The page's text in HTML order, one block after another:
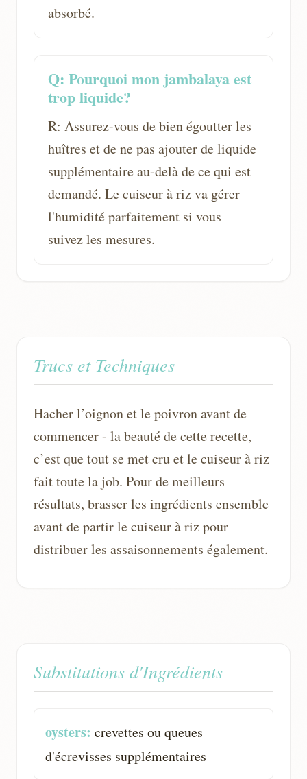
absorbé.
Q: Pourquoi mon jambalaya est
trop liquide?
R: Assurez-vous de bien égoutter les
huîtres et de ne pas ajouter de liquide
supplémentaire au-delà de ce qui est
demandé. Le cuiseur à riz va gérer
l'humidité parfaitement si vous
suivez les mesures.
Trucs et Techniques
Hacher l’oignon et le poivron avant de
commencer - la beauté de cette recette,
c’est que tout se met cru et le cuiseur à riz
fait toute la job. Pour de meilleurs
résultats, brasser les ingrédients ensemble
avant de partir le cuiseur à riz pour
distribuer les assaisonnements également.
Substitutions d'Ingrédients
oysters: crevettes ou queues
d'écrevisses supplémentaires